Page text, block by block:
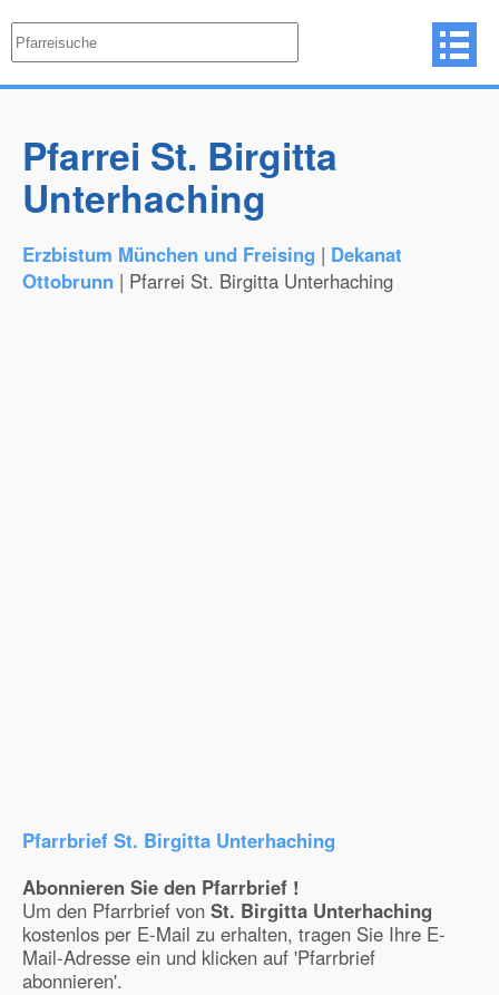
Pfarrei St. Birgitta
Unterhaching
Erzbistum München und Freising | Dekanat
Ottobrunn | Pfarrei St. Birgitta Unterhaching
Pfarrbrief St. Birgitta Unterhaching
Abonnieren Sie den Pfarrbrief !
Um den Pfarrbrief von St. Birgitta Unterhaching
kostenlos per E-Mail zu erhalten, tragen Sie Ihre E-
Mail-Adresse ein und klicken auf 'Pfarrbrief
abonnieren'.